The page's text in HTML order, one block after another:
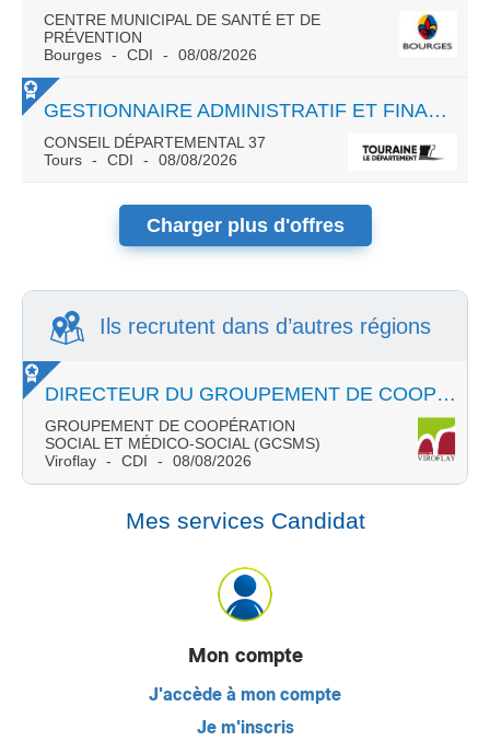
CENTRE MUNICIPAL DE SANTÉ ET DE
PRÉVENTION
Bourges
CDI 08/08/2026
GESTIONNAIRE ADMINISTRATIF ET FINANCIER DES ÉTABLISSEMENTS ET SERVICES SOCIAUX ET MÉDICO-SOCIAUX – H/F
CONSEIL DÉPARTEMENTAL 37
Tours
CDI 08/08/2026
Charger plus d'offres
Ils recrutent dans d’autres régions
DIRECTEUR DU GROUPEMENT DE COOPÉRATION SOCIALE ET MÉDICO-SOCIALE (GCSMS) (F/H)
GROUPEMENT DE COOPÉRATION
SOCIAL ET MÉDICO-SOCIAL (GCSMS)
Viroflay
CDI 08/08/2026
Mes services Candidat
Mon compte
J'accède à mon compte
Je m'inscris